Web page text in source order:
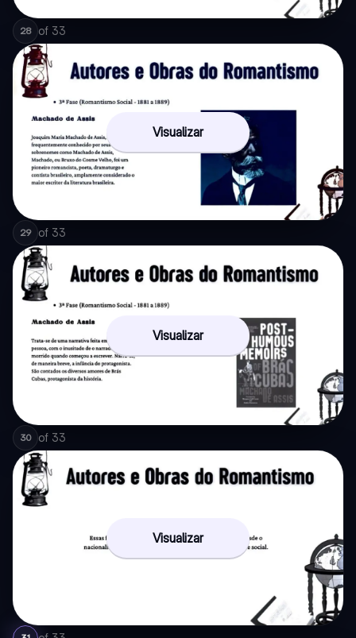
28 of 33
Visualizar
29 of 33
Visualizar
30 of 33
Visualizar